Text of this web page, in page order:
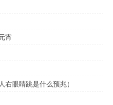
宵
眼睛跳是什么预兆）